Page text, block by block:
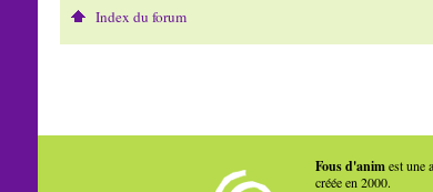
Index du forum
Fous d'animest une
créée en 2000.